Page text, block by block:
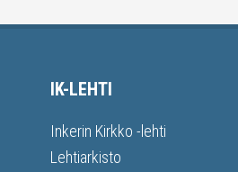
IK-LEHTI
Inkerin Kirkko -lehti
Lehtiarkisto